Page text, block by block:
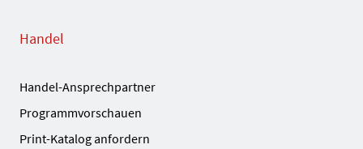
Handel
Handel-Ansprechpartner
Programmvorschauen
Print-Katalog anfordern